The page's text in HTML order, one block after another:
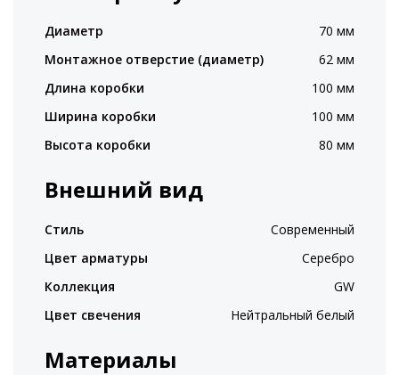
Диаметр
70 мм
Монтажное отверстие (диаметр)
62 мм
Длина коробки
100 мм
Ширина коробки
100 мм
Высота коробки
80 мм
Внешний вид
Стиль
Современный
Цвет арматуры
Серебро
Коллекция
GW
Цвет свечения
Нейтральный белый
Материалы